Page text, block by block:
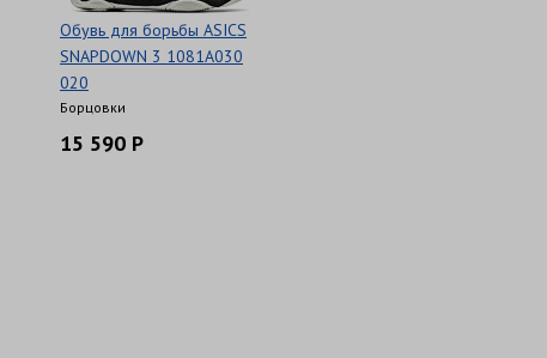
Обувь для борьбы ASICS
SNAPDOWN 3 1081A030
020
Борцовки
15 590 Р